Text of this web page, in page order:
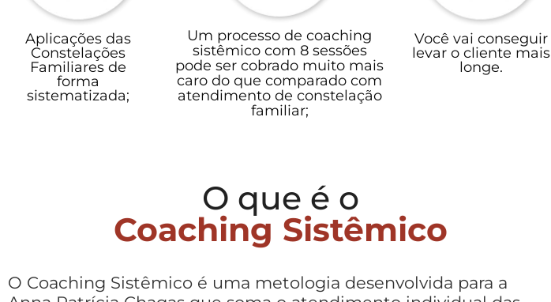
Aplicações das
Constelações
Familiares de
forma
sistematizada;
Um processo de coaching
sistêmico com 8 sessões
pode ser cobrado muito mais
caro do que comparado com
atendimento de constelação
familiar;
Você vai conseguir
levar o cliente mais
longe.
O que é o
Coaching Sistêmico
O Coaching Sistêmico é uma metologia desenvolvida para a